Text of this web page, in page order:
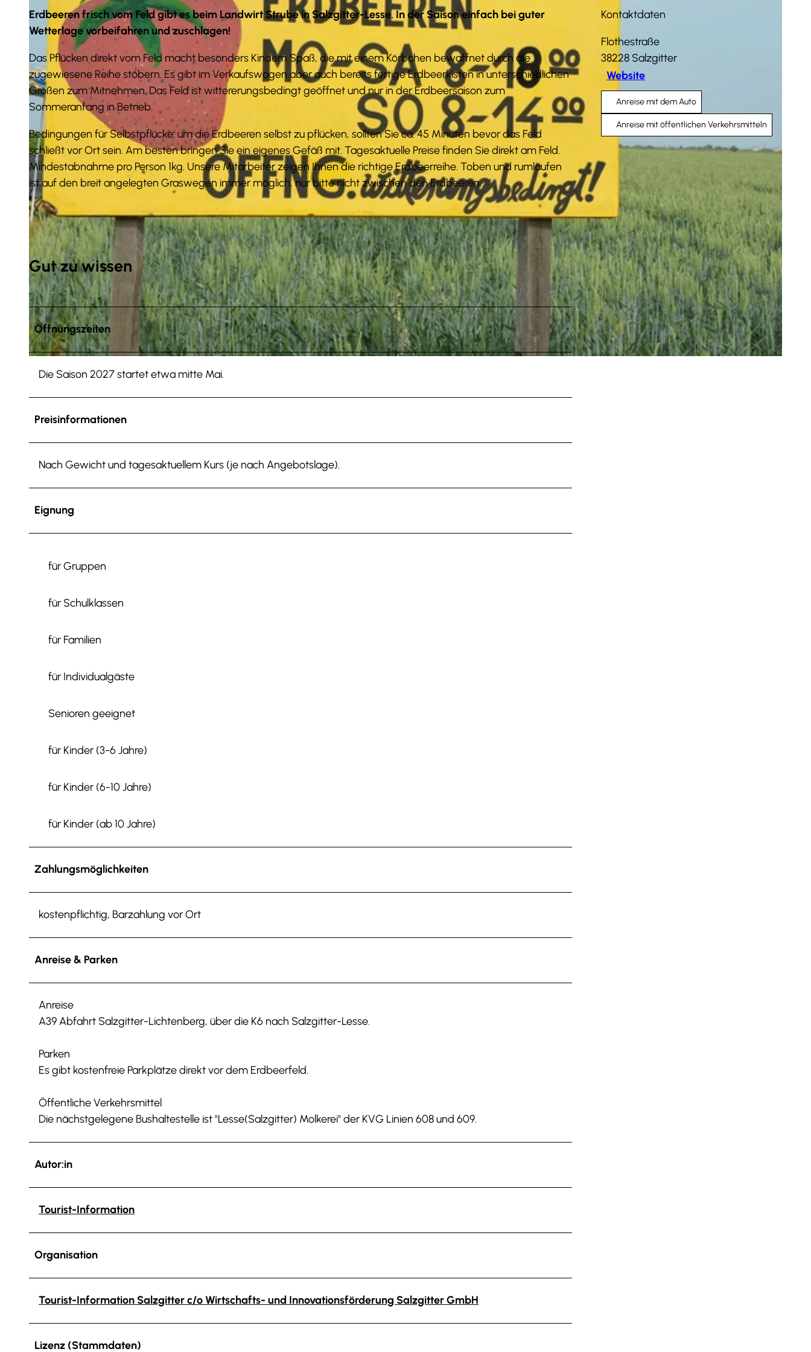
© Tourist-Information Salzgitter c/o Wirtschafts- und Innovationsförderung Salzgitter GmbH | CC-BY
Erdbeeren frisch vom Feld gibt es beim Landwirt Strube in Salzgitter-Lesse. In der Saison einfach bei guter
Wetterlage vorbeifahren und zuschlagen!
Das Pflücken direkt vom Feld macht besonders Kindern Spaß, die mit einem Körbchen bewaffnet durch die
zugewiesene Reihe stöbern. Es gibt im Verkaufswagen aber auch bereits fertige Erdbeerkisten in unterschiedlichen
Größen zum Mitnehmen. Das Feld ist wittererungsbedingt geöffnet und nur in der Erdbeersaison zum
Sommeranfang in Betrieb.
Bedingungen für Selbstpflücke: um die Erdbeeren selbst zu pflücken, sollten Sie ca. 45 Minuten bevor das Feld
schließt vor Ort sein. Am besten bringen Sie ein eigenes Gefäß mit. Tagesaktuelle Preise finden Sie direkt am Feld.
Mindestabnahme pro Person 1kg. Unsere Mitarbeiter zeigen Ihnen die richtige Erdbeerreihe. Toben und rumlaufen
ist auf den breit angelegten Graswegen immer möglich, nur bitte nicht zwischen den Erdbeeren.
Gut zu wissen
Öffnungszeiten
Die Saison 2027 startet etwa mitte Mai.
Preisinformationen
Nach Gewicht und tagesaktuellem Kurs (je nach Angebotslage).
Eignung
für Gruppen
für Schulklassen
für Familien
für Individualgäste
Senioren geeignet
für Kinder (3-6 Jahre)
für Kinder (6-10 Jahre)
für Kinder (ab 10 Jahre)
Zahlungsmöglichkeiten
kostenpflichtig, Barzahlung vor Ort
Anreise & Parken
Anreise
A39 Abfahrt Salzgitter-Lichtenberg, über die K6 nach Salzgitter-Lesse.
Parken
Es gibt kostenfreie Parkplätze direkt vor dem Erdbeerfeld.
Öffentliche Verkehrsmittel
Die nächstgelegene Bushaltestelle ist "Lesse(Salzgitter) Molkerei" der KVG Linien 608 und 609.
Autor:in
Tourist-Information
Organisation
Tourist-Information Salzgitter c/o Wirtschafts- und Innovationsförderung Salzgitter GmbH
Lizenz (Stammdaten)
Kontaktdaten
Flothestraße
38228 Salzgitter
Website
Anreise mit dem Auto
Anreise mit öffentlichen Verkehrsmitteln